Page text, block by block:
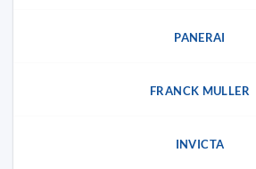
PANERAI
FRANCK MULLER
INVICTA